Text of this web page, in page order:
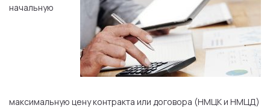
начальную
максимальную цену контракта или договора (НМЦК и НМЦД)